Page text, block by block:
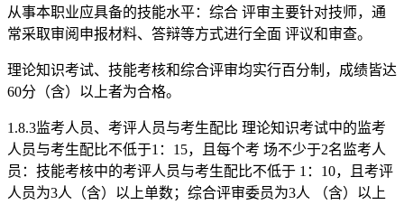
从事本职业应具备的技能水平：综合 评审主要针对技师，通
常采取审阅申报材料、答辩等方式进行全面 评议和审查。
理论知识考试、技能考核和综合评审均实行百分制，成绩皆达
60分（含）以上者为合格。
1.8.3监考人员、考评人员与考生配比 理论知识考试中的监考
人员与考生配比不低于1：15，且每个考 场不少于2名监考人
员：技能考核中的考评人员与考生配比不低于 1：10，且考评
人员为3人（含）以上单数；综合评审委员为3人 （含）以上